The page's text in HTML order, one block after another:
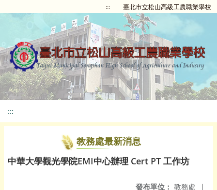
::: 臺北市立松山高級工農職業學校
:::
教務處最新消息
中華大學觀光學院EMI中心辦理 Cert PT 工作坊
發布單位： 教務處 |